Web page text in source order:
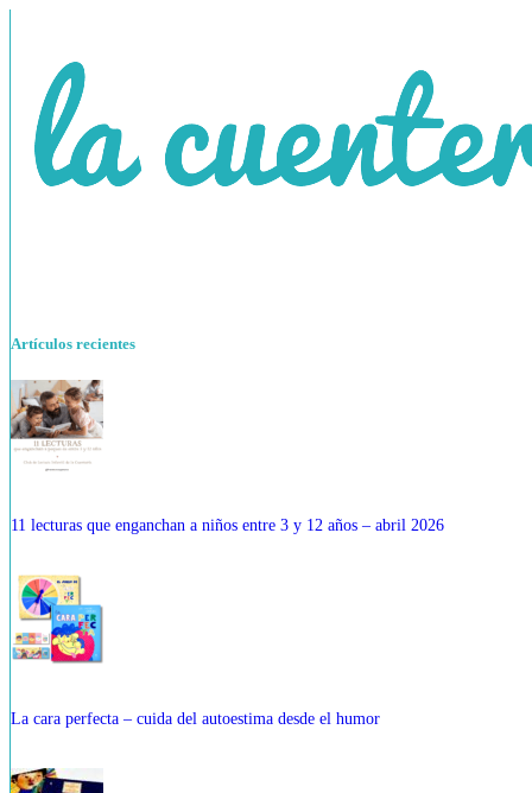
Artículos recientes
11 lecturas que enganchan a niños entre 3 y 12 años – abril 2026
La cara perfecta – cuida del autoestima desde el humor